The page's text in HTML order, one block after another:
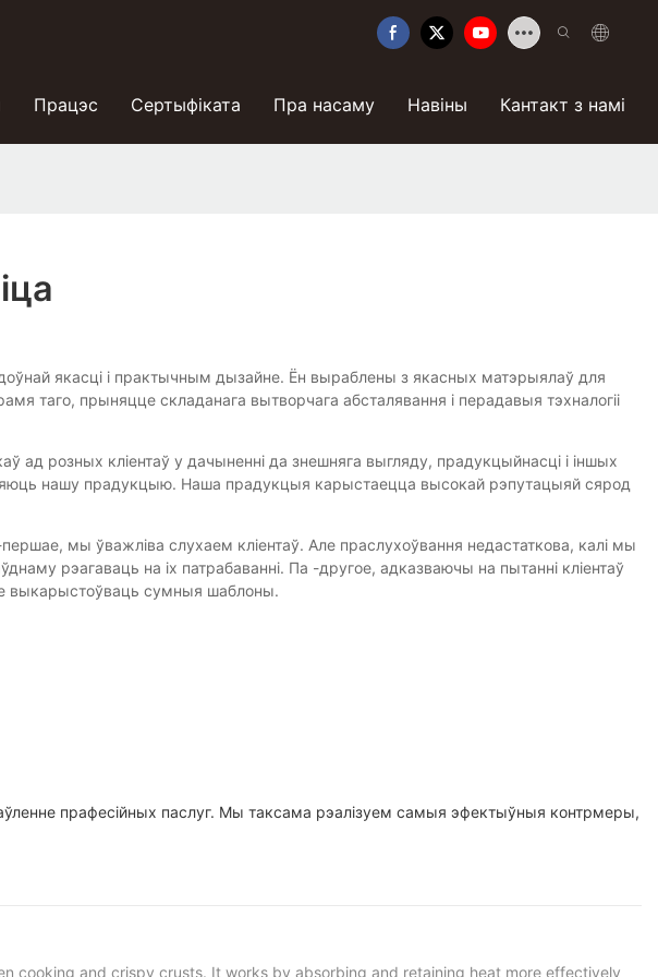
Працэс Сертыфіката Пра насаму Навіны Кантакт з намі
якасці і практычным дызайне. Ён выраблены з якасных матэрыялаў для
таго, прыняцце складанага вытворчага абсталявання і перадавыя тэхналогіі
розных кліентаў у дачыненні да знешняга выгляду, прадукцыйнасці і іншых
нашу прадукцыю. Наша прадукцыя карыстаецца высокай рэпутацыяй сярод
мы ўважліва слухаем кліентаў. Але праслухоўвання недастаткова, калі мы
рэагаваць на іх патрабаванні. Па -другое, адказваючы на ​​пытанні кліентаў
выкарыстоўваць сумныя шаблоны.
прафесійных паслуг. Мы таксама рэалізуем самыя эфектыўныя контрмеры,